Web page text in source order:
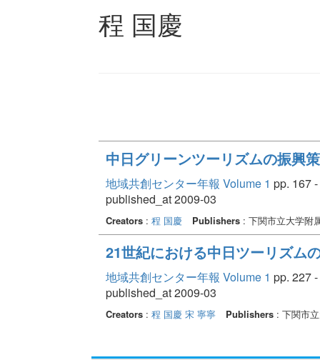
程 国慶
中日グリーンツーリズムの振興
地域共創センター年報 Volume 1 pp. 167
published_at 2009-03
Creators: 程 国慶 Publishers: 下関市立大学附
21世紀における中日ツーリズム
地域共創センター年報 Volume 1 pp. 227
published_at 2009-03
Creators: 程 国慶 宋 寧寧 Publishers: 下関市立